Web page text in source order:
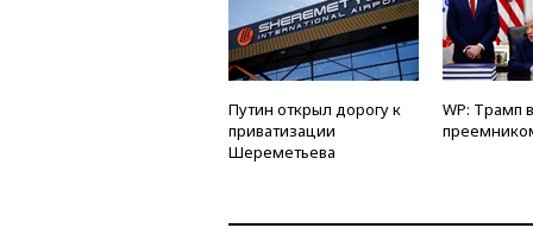
Путин открыл дорогу к
приватизации
Шереметьева
WP: Трамп